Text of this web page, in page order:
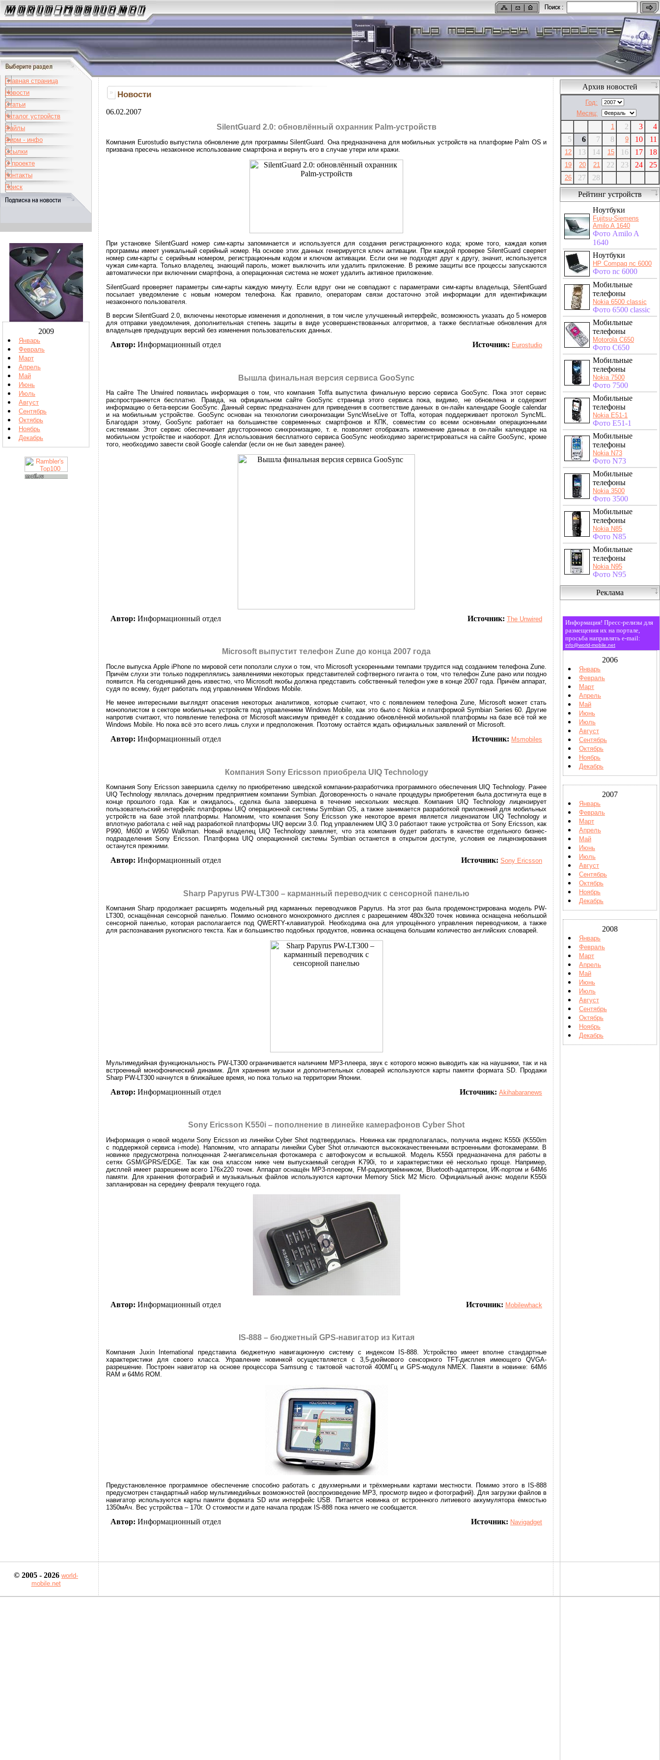
Главная страница
Новости
Статьи
Каталог устройств
Файлы
Фирм - инфо
Ссылки
О проекте
Контакты
Поиск
2009
Январь
Февраль
Март
Апрель
Май
Июнь
Июль
Август
Сентябрь
Октябрь
Ноябрь
Декабрь
Новости
06.02.2007
SilentGuard 2.0: обновлённый охранник Palm-устройств
Компания Eurostudio выпустила обновление для программы SilentGuard. Она предназначена для мобильных устройств на платформе Palm OS и
призвана пресечь незаконное использование смартфона и вернуть его в случае утери или кражи.
При установке SilentGuard номер сим-карты запоминается и используется для создания регистрационного кода; кроме того, каждая копия
программы имеет уникальный серийный номер. На основе этих данных генерируется ключ активации. При каждой проверке SilentGuard сверяет
номер сим-карты с серийным номером, регистрационным кодом и ключом активации. Если они не подходят друг к другу, значит, используется
чужая сим-карта. Только владелец, знающий пароль, может выключить или удалить приложение. В режиме защиты все процессы запускаются
автоматически при включении смартфона, а операционная система не может удалить активное приложение.
SilentGuard проверяет параметры сим-карты каждую минуту. Если вдруг они не совпадают с параметрами сим-карты владельца, SilentGuard
посылает уведомление с новым номером телефона. Как правило, операторам связи достаточно этой информации для идентификации
незаконного пользователя.
В версии SilentGuard 2.0, включены некоторые изменения и дополнения, в том числе улучшенный интерфейс, возможность указать до 5 номеров
для отправки уведомления, дополнительная степень защиты в виде усовершенствованных алгоритмов, а также бесплатные обновления для
владельцев предыдущих версий без изменения пользовательских данных.
Автор: Информационный отдел Источник: Eurostudio
Вышла финальная версия сервиса GooSync
На сайте The Unwired появилась информация о том, что компания Toffa выпустила финальную версию сервиса GooSync. Пока этот сервис
распространяется бесплатно. Правда, на официальном сайте GooSync страница этого сервиса пока, видимо, не обновлена и содержит
информацию о бета-версии GooSync. Данный сервис предназначен для приведения в соответствие данных в он-лайн календаре Google calendar
и на мобильным устройстве. GooSync основан на технологии синхронизации SyncWiseLive от Toffa, которая поддерживает протокол SyncML.
Благодаря этому, GooSync работает на большинстве современных смартфонов и КПК, совместим со всеми основными операционными
системами. Этот сервис обеспечивает двустороннюю синхронизацию, т. е. позволяет отображать изменение данных в он-лайн календаре на
мобильном устройстве и наоборот. Для использования бесплатного сервиса GooSync необходимо зарегистрироваться на сайте GooSync, кроме
того, необходимо завести свой Google calendar (если он не был заведен ранее).
Автор: Информационный отдел Источник: The Unwired
Microsoft выпустит телефон Zune до конца 2007 года
После выпуска Apple iPhone по мировой сети поползли слухи о том, что Microsoft ускоренными темпами трудится над созданием телефона Zune.
Причём слухи эти только подкреплялись заявлениями некоторых представителей софтверного гиганта о том, что телефон Zune рано или поздно
появится. На сегодняшний день известно, что Microsoft якобы должна представить собственный телефон уже в конце 2007 года. Причём аппарат,
судя по всему, будет работать под управлением Windows Mobile.
Не менее интересными выглядят опасения некоторых аналитиков, которые считают, что с появлением телефона Zune, Microsoft может стать
монополистом в секторе мобильных устройств под управлением Windows Mobile, как это было с Nokia и платформой Symbian Series 60. Другие
напротив считают, что появление телефона от Microsoft максимум приведёт к созданию обновлённой мобильной платформы на базе всё той же
Windows Mobile. Но пока всё это всего лишь слухи и предположения. Поэтому остаётся ждать официальных заявлений от Microsoft.
Автор: Информационный отдел Источник: Msmobiles
Компания Sony Ericsson приобрела UIQ Technology
Компания Sony Ericsson завершила сделку по приобретению шведской компании-разработчика программного обеспечения UIQ Technology. Ранее
UIQ Technology являлась дочерним предприятием компании Symbian. Договоренность о начале процедуры приобретения была достигнута еще в
конце прошлого года. Как и ожидалось, сделка была завершена в течение нескольких месяцев. Компания UIQ Technology лицензирует
пользовательский интерфейс платформы UIQ операционной системы Symbian OS, а также занимается разработкой приложений для мобильных
устройств на базе этой платформы. Напомним, что компания Sony Ericsson уже некоторое время является лицензиатом UIQ Technology и
вплотную работала с ней над разработкой платформы UIQ версии 3.0. Под управлением UIQ 3.0 работают такие устройства от Sony Ericsson, как
P990, M600 и W950 Walkman. Новый владелец UIQ Technology заявляет, что эта компания будет работать в качестве отдельного бизнес-
подразделения Sony Ericsson. Платформа UIQ операционной системы Symbian останется в открытом доступе, условия ее лицензирования
останутся прежними.
Автор: Информационный отдел Источник: Sony Ericsson
Sharp Papyrus PW-LT300 – карманный переводчик с сенсорной панелью
Компания Sharp продолжает расширять модельный ряд карманных переводчиков Papyrus. На этот раз была продемонстрирована модель PW-
LT300, оснащённая сенсорной панелью. Помимо основного монохромного дисплея с разрешением 480х320 точек новинка оснащена небольшой
сенсорной панелью, которая располагается под QWERTY-клавиатурой. Необходима она для упрощённого управления переводчиком, а также
для распознавания рукописного текста. Как и большинство подобных продуктов, новинка оснащена большим количество английских словарей.
Мультимедийная функциональность PW-LT300 ограничивается наличием MP3-плеера, звук с которого можно выводить как на наушники, так и на
встроенный монофонический динамик. Для хранения музыки и дополнительных словарей используются карты памяти формата SD. Продажи
Sharp PW-LT300 начнутся в ближайшее время, но пока только на территории Японии.
Автор: Информационный отдел Источник: Akihabaranews
Sony Ericsson K550i – пополнение в линейке камерафонов Cyber Shot
Информация о новой модели Sony Ericsson из линейки Cyber Shot подтвердилась. Новинка как предполагалась, получила индекс K550i (K550im
с поддержкой сервиса i-mode). Напомним, что аппараты линейки Cyber Shot отличаются высококачественными встроенными фотокамерами. В
новинке предусмотрена полноценная 2-мегапиксельная фотокамера с автофокусом и вспышкой. Модель K550i предназначена для работы в
сетях GSM/GPRS/EDGE. Так как она классом ниже чем выпускаемый сегодня K790i, то и характеристики её несколько проще. Например,
дисплей имеет разрешение всего 176х220 точек. Аппарат оснащён MP3-плеером, FM-радиоприёмником, Bluetooth-адаптером, ИК-портом и 64Мб
памяти. Для хранения фотографий и музыкальных файлов используются карточки Memory Stick M2 Micro. Официальный анонс модели K550i
запланирован на середину февраля текущего года.
Автор: Информационный отдел Источник: Mobilewhack
IS-888 – бюджетный GPS-навигатор из Китая
Компания Juxin International представила бюджетную навигационную систему с индексом IS-888. Устройство имеет вполне стандартные
характеристики для своего класса. Управление новинкой осуществляется с 3,5-дюймового сенсорного TFT-дисплея имеющего QVGA-
разрешение. Построен навигатор на основе процессора Samsung с тактовой частотой 400МГц и GPS-модуля NMEX. Памяти в новинке: 64Мб
RAM и 64Мб ROM.
Предустановленное программное обеспечение способно работать с двухмерными и трёхмерными картами местности. Помимо этого в IS-888
предусмотрен стандартный набор мультимедийных возможностей (воспроизведение MP3, просмотр видео и фотографий). Для загрузки файлов в
навигатор используются карты памяти формата SD или интерфейс USB. Питается новинка от встроенного литиевого аккумулятора ёмкостью
1350мАч. Вес устройства – 170г. О стоимости и дате начала продаж IS-888 пока ничего не сообщается.
Автор: Информационный отдел Источник: Navigadget
Архив новостей
Год:
Месяц:
1
2 3
4
5
6 7 8 9 10 11
12 13 14 15 16 17 18
19 20 21 22 23 24 25
26 27
28
Рейтинг устройств
Ноутбуки
Fujitsu-Siemens
Amilo A 1640
Фото Amilo A
1640
Ноутбуки
HP Compaq nc 6000
Фото nc 6000
Мобильные
телефоны
Nokia 6500 classic
Фото 6500 classic
Мобильные
телефоны
Motorola C650
Фото C650
Мобильные
телефоны
Nokia 7500
Фото 7500
Мобильные
телефоны
Nokia E51-1
Фото E51-1
Мобильные
телефоны
Nokia N73
Фото N73
Мобильные
телефоны
Nokia 3500
Фото 3500
Мобильные
телефоны
Nokia N85
Фото N85
Мобильные
телефоны
Nokia N95
Фото N95
Реклама
Информация! Пресс-релизы для
размещения их на портале,
просьба направлять e-mail:
info@world-mobile.net
2006
Январь
Февраль
Март
Апрель
Май
Июнь
Июль
Август
Сентябрь
Октябрь
Ноябрь
Декабрь
2007
Январь
Февраль
Март
Апрель
Май
Июнь
Июль
Август
Сентябрь
Октябрь
Ноябрь
Декабрь
2008
Январь
Февраль
Март
Апрель
Май
Июнь
Июль
Август
Сентябрь
Октябрь
Ноябрь
Декабрь
© 2005 - 2026 world-
mobile.net